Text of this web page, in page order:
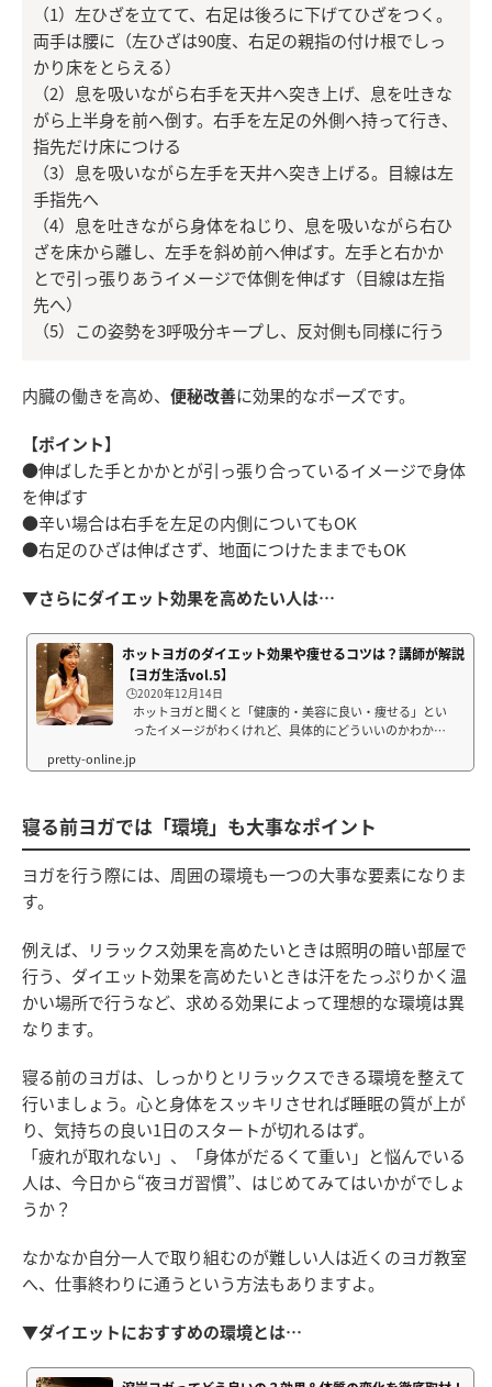
（1）左ひざを立てて、右足は後ろに下げてひざをつく。
両手は腰に（左ひざは90度、右足の親指の付け根でしっ
かり床をとらえる）
（2）息を吸いながら右手を天井へ突き上げ、息を吐きな
がら上半身を前へ倒す。右手を左足の外側へ持って行き、
指先だけ床につける
（3）息を吸いながら左手を天井へ突き上げる。目線は左
手指先へ
（4）息を吐きながら身体をねじり、息を吸いながら右ひ
ざを床から離し、左手を斜め前へ伸ばす。左手と右かか
とで引っ張りあうイメージで体側を伸ばす（目線は左指
先へ）
（5）この姿勢を3呼吸分キープし、反対側も同様に行う
内臓の働きを高め、 便秘改善に効果的なポーズです。
【ポイント】
●伸ばした手とかかとが引っ張り合っているイメージで身体
を伸ばす
●辛い場合は右手を左足の内側についてもOK
●右足のひざは伸ばさず、地面につけたままでもOK
▼さらにダイエット効果を高めたい人は…
ホットヨガのダイエット効果や痩せるコツは？講師が解説
【ヨガ生活vol.5】
🕒️2020年12月14日
ホットヨガと聞くと「健康的・美容に良い・痩せる」とい
ったイメージがわくけれど、具体的にどういいのかわから
にある『ホットヨガスタジオ美温（びおん）』の人気イン
寝る前ヨガでは「環境」も大事なポイント
ヨガを行う際には、周囲の環境も一つの大事な要素になりま
す。
例えば、リラックス効果を高めたいときは照明の暗い部屋で
行う、ダイエット効果を高めたいときは汗をたっぷりかく温
かい場所で行うなど、求める効果によって理想的な環境は異
なります。
寝る前のヨガは、しっかりとリラックスできる環境を整えて
行いましょう。心と身体をスッキリさせれば睡眠の質が上が
り、気持ちの良い1日のスタートが切れるはず。
「疲れが取れない」、「身体がだるくて重い」と悩んでいる
人は、今日から“夜ヨガ習慣”、はじめてみてはいかがでしょ
うか？
なかなか自分一人で取り組むのが難しい人は近くのヨガ教室
へ、仕事終わりに通うという方法もありますよ。
▼ダイエットにおすすめの環境とは…